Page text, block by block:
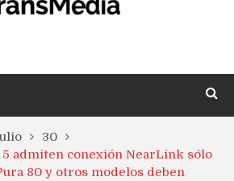
30
5 admiten conexión NearLink sólo
80 y otros modelos deben